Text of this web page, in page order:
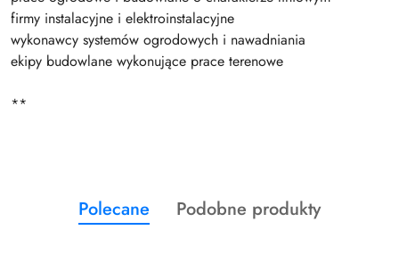
firmy instalacyjne i elektroinstalacyjne
wykonawcy systemów ogrodowych i nawadniania
ekipy budowlane wykonujące prace terenowe
**
Pomiń karuzelę produktów
Produkty
o
Polecane
Produkty
Podobne produkty